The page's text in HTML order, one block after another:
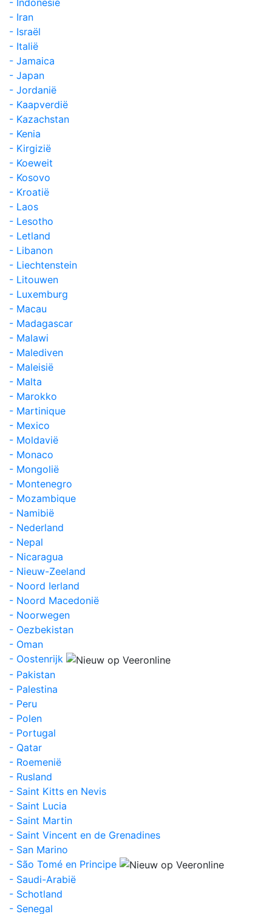
- Indonesië
- Iran
- Israël
- Italië
- Jamaica
- Japan
- Jordanië
- Kaapverdië
- Kazachstan
- Kenia
- Kirgizië
- Koeweit
- Kosovo
- Kroatië
- Laos
- Lesotho
- Letland
- Libanon
- Liechtenstein
- Litouwen
- Luxemburg
- Macau
- Madagascar
- Malawi
- Malediven
- Maleisië
- Malta
- Marokko
- Martinique
- Mexico
- Moldavië
- Monaco
- Mongolië
- Montenegro
- Mozambique
- Namibië
- Nederland
- Nepal
- Nicaragua
- Nieuw-Zeeland
- Noord Ierland
- Noord Macedonië
- Noorwegen
- Oezbekistan
- Oman
- Oostenrijk
- Pakistan
- Palestina
- Peru
- Polen
- Portugal
- Qatar
- Roemenië
- Rusland
- Saint Kitts en Nevis
- Saint Lucia
- Saint Martin
- Saint Vincent en de Grenadines
- San Marino
- São Tomé en Principe
- Saudi-Arabië
- Schotland
- Senegal